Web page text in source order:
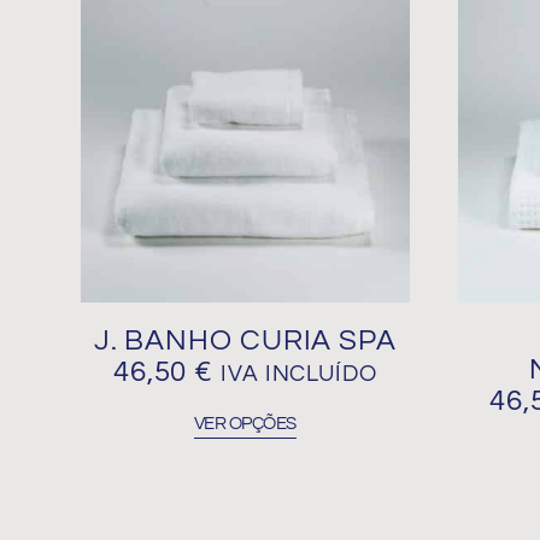
J. BANHO CURIA SPA
46,50 € IVA INCLUÍDO
VER OPÇÕES
multiple
The
chosen
product
page